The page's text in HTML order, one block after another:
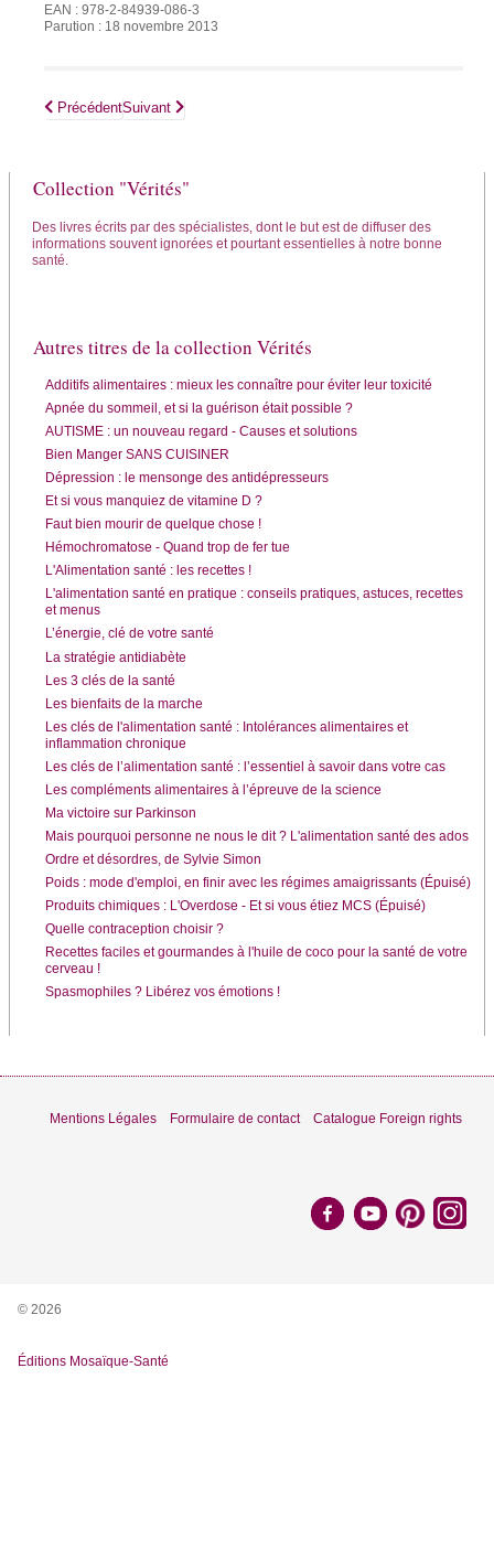
EAN : 978-2-84939-086-3
Parution : 18 novembre 2013
Article précédent : L'Alimentation santé : les recettes !
PrécédentArticle suivant : Poids : mode d'emploi, en finir avec les
Suivant
Collection "Vérités"
Des livres écrits par des spécialistes, dont le but est de diffuser des
informations souvent ignorées et pourtant essentielles à notre bonne
santé.
Autres titres de la collection Vérités
Additifs alimentaires : mieux les connaître pour éviter leur toxicité
Apnée du sommeil, et si la guérison était possible ?
AUTISME : un nouveau regard - Causes et solutions
Bien Manger SANS CUISINER
Dépression : le mensonge des antidépresseurs
Et si vous manquiez de vitamine D ?
Faut bien mourir de quelque chose !
Hémochromatose - Quand trop de fer tue
L'Alimentation santé : les recettes !
L'alimentation santé en pratique : conseils pratiques, astuces, recettes
et menus
L’énergie, clé de votre santé
La stratégie antidiabète
Les 3 clés de la santé
Les bienfaits de la marche
Les clés de l'alimentation santé : Intolérances alimentaires et
inflammation chronique
Les clés de l’alimentation santé : l’essentiel à savoir dans votre cas
Les compléments alimentaires à l’épreuve de la science
Ma victoire sur Parkinson
Mais pourquoi personne ne nous le dit ? L'alimentation santé des ados
Ordre et désordres, de Sylvie Simon
Poids : mode d'emploi, en finir avec les régimes amaigrissants (Épuisé)
Produits chimiques : L'Overdose - Et si vous étiez MCS (Épuisé)
Quelle contraception choisir ?
Recettes faciles et gourmandes à l'huile de coco pour la santé de votre
cerveau !
Spasmophiles ? Libérez vos émotions !
Mentions Légales Formulaire de contact Catalogue Foreign rights
© 2026
Éditions Mosaïque-Santé